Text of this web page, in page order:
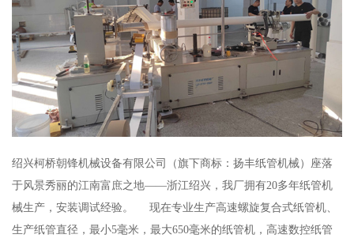
绍兴柯桥朝锋机械设备有限公司（旗下商标：扬丰纸管机械）座落
于风景秀丽的江南富庶之地——浙江绍兴，我厂拥有20多年纸管机
械生产，安装调试经验。 现在专业生产高速螺旋复合式纸管机、
生产纸管直径，最小5毫米，最大650毫米的纸管机，高速数控纸管